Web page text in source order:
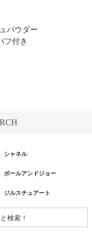
パウダー
フ付き
シャネル
ポールアンドジョー
ジルスチュアート
検索！